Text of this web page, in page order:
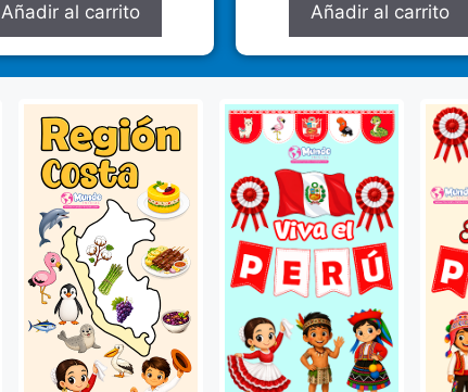
Añadir al carrito Añadir al carrito